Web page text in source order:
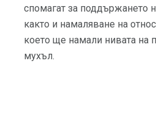
спомагат за поддържането
както и намаляване на
което ще намали нивата на
мухъл.